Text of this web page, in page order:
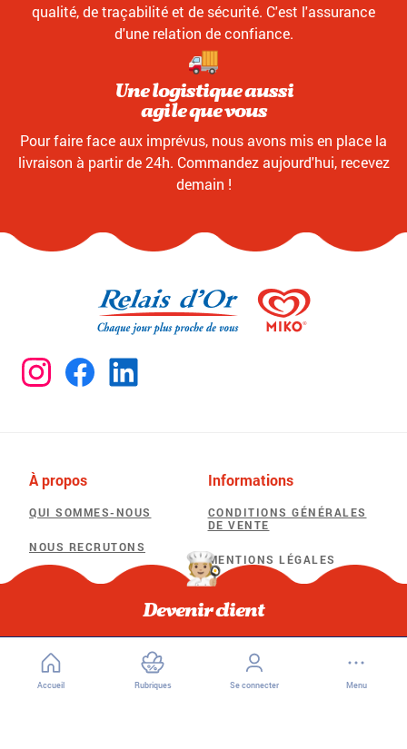
Devenir client
qualité, de traçabilité et de sécurité. C'est l'assurance
d'une relation de confiance.
Une logistique aussi
agile que vous
Pour faire face aux imprévus, nous avons mis en place la
livraison à partir de 24h. Commandez aujourd'hui, recevez
demain !
À propos
QUI SOMMES-NOUS
NOUS RECRUTONS
F.A.Q
Informations
CONDITIONS GÉNÉRALES
DE VENTE
MENTIONS LÉGALES
CONFIDENTIALITÉ
POLITIQUE D’UTILISATION
DES COOKIES
Accueil Rubriques Se connecter Menu